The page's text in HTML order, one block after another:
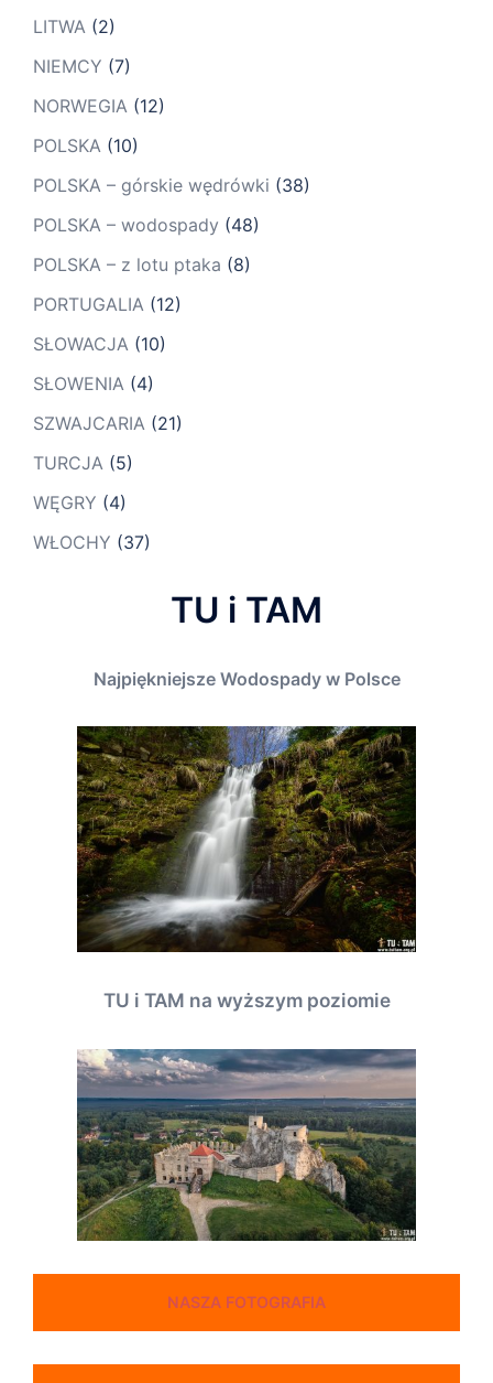
LITWA (2)
NIEMCY (7)
NORWEGIA (12)
POLSKA (10)
POLSKA – górskie wędrówki (38)
POLSKA – wodospady (48)
POLSKA – z lotu ptaka (8)
PORTUGALIA (12)
SŁOWACJA (10)
SŁOWENIA (4)
SZWAJCARIA (21)
TURCJA (5)
WĘGRY (4)
WŁOCHY (37)
TU i TAM
Najpiękniejsze Wodospady w Polsce
TU i TAM na wyższym poziomie
NASZA FOTOGRAFIA